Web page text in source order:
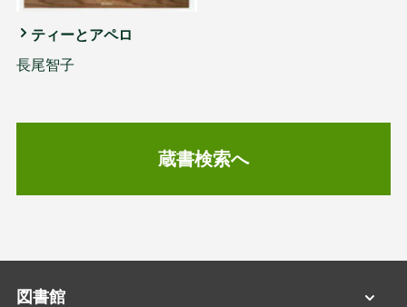
ティーとアペロ
長尾智子
蔵書検索へ
図書館